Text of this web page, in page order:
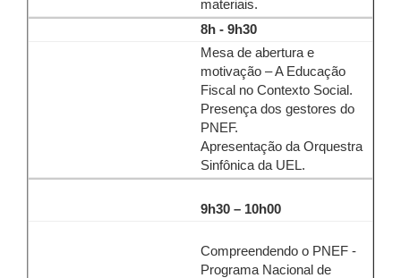
materiais.
8h - 9h30
Mesa de abertura e
motivação – A Educação
Fiscal no Contexto Social.
Presença dos gestores do
PNEF.
Apresentação da Orquestra
Sinfônica da UEL.
9h30 – 10h00
Compreendendo o PNEF -
Programa Nacional de